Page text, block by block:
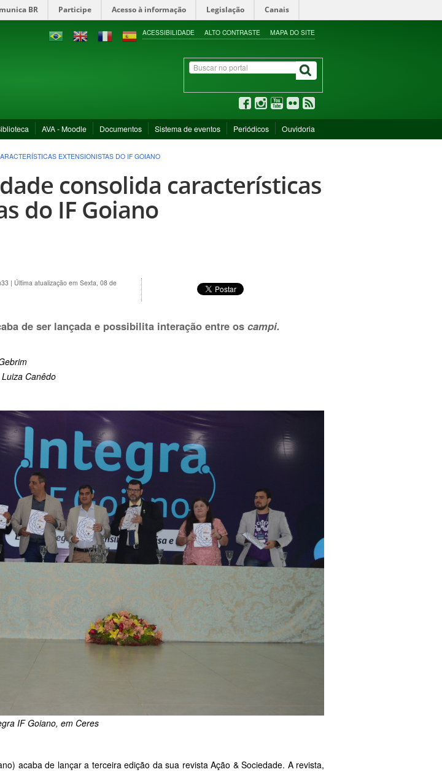
BR Participe Acesso à informação Legislação Canais
ACESSIBILIDADE ALTO CONTRASTE MAPA DO SITE
AVA - Moodle Documentos Sistema de eventos Periódicos Ouvidoria
EXTENSIONISTAS DO IF GOIANO
consolida características
do IF Goiano
| Última atualização em Sexta, 08 de
de ser lançada e possibilita interação entre os campi.
Canêdo
IF Goiano, em Ceres
acaba de lançar a terceira edição da sua revista Ação & Sociedade. A revista,